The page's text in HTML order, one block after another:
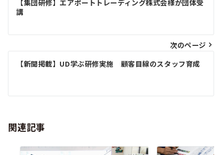
稿
ナ
ー
シ
ョ
【集団研修】エアポートトレーディング株式会様が団体受
講
次のページ
【新聞掲載】UD学ぶ研修実施 顧客目線のスタッフ育成
関連記事